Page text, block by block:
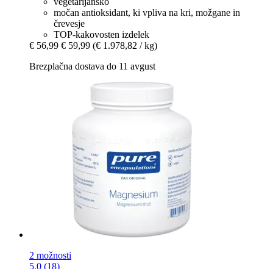
močan antioksidant, ki vpliva na kri, možgane in
črevesje
TOP-kakovosten izdelek
€ 56,99 € 59,99 (€ 1.978,82 / kg)
Brezplačna dostava do 11 avgust
2 možnosti
5.0 (18)